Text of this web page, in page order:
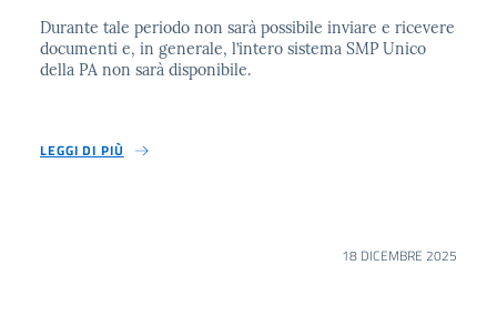
Durante tale periodo non sarà possibile inviare e ricevere
documenti e, in generale, l’intero sistema SMP Unico
della PA non sarà disponibile.
LEGGI DI PIÙ
18 DICEMBRE 2025